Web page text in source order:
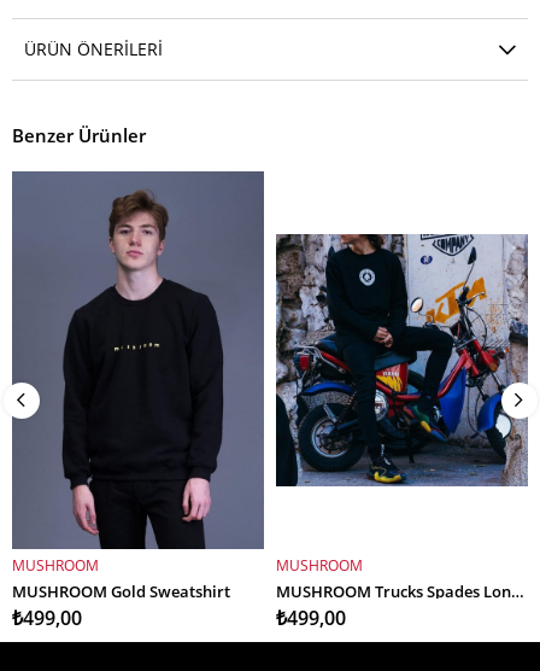
ÜRÜN ÖNERILERI
Benzer Ürünler
SEPETE EKLE
MUSHROOM
MUSHROOM Gold Sweatshirt
₺499,00
SEPETE EKLE
MUSHROOM
MUSHROOM Trucks Spades Long Sleeve
₺499,00